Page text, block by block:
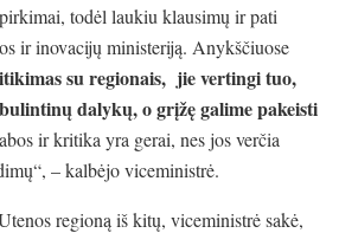
todėl laukiu klausimų ir pati
ir inovacijų ministeriją. Anykščiuose
su regionais, jie vertingi tuo,
dalykų, o grįžę galime pakeisti
ir kritika yra gerai, nes jos verčia
– kalbėjo viceministrė.
regioną iš kitų, viceministrė sakė,